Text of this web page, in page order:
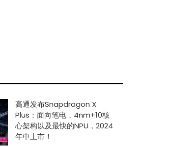
高通发布Snapdragon X
Plus：面向笔电，4nm+10核
心架构以及最快的NPU，2024
年中上市！